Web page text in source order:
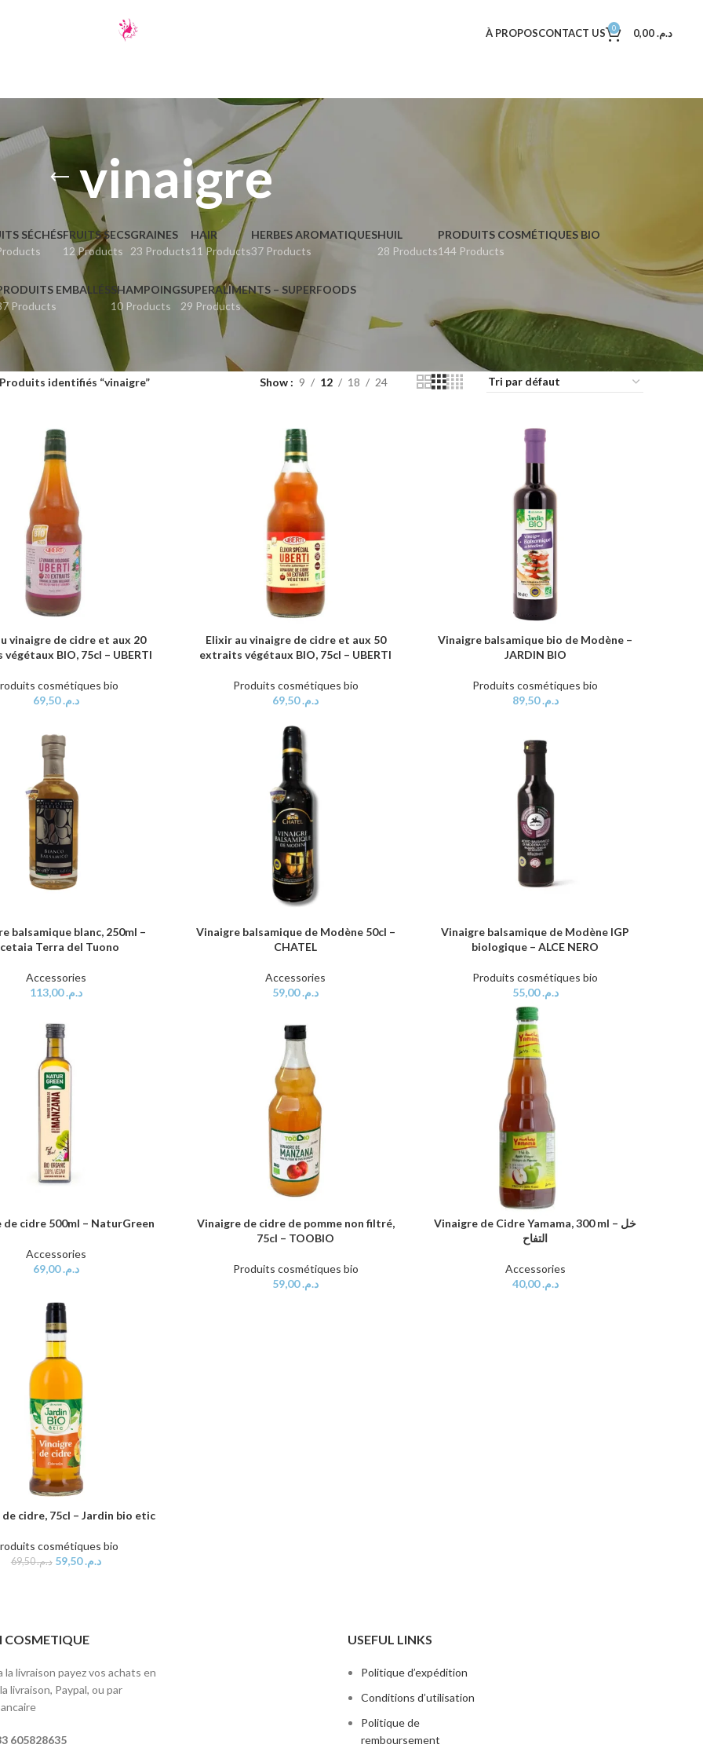
À PROPOSCONTACT US 0 د.م.0,00
vinaigre
SÉCHÉSFRUITS SECS
12 Products
GRAINES
23 Products
HAIR
11 Products
HERBES AROMATIQUES
37 Products
HUIL
28 Products
PRODUITS COSMÉTIQUES BIO
144 Products
EMBALLÉS
Products
SHAMPOING
10 Products
SUPERALIMENTS – SUPERFOODS
29 Products
Produits identifiés “vinaigre” Show 9 12 18 24
PANIER
vinaigre de cidre et aux 20
BIO, 75cl – UBERTI
cosmétiques bio
د.م.69,50
AJOUTER AU PANIER
Elixir au vinaigre de cidre et aux 50
extraits végétaux BIO, 75cl – UBERTI
Produits cosmétiques bio
د.م.69,50
AJOUTER AU PANIER
Vinaigre balsamique bio de Modène –
JARDIN BIO
Produits cosmétiques bio
د.م.89,50
PANIER
balsamique blanc, 250ml –
Terra del Tuono
Accessories
د.م.113,00
AJOUTER AU PANIER
Vinaigre balsamique de Modène 50cl –
CHATEL
Accessories
د.م.59,00
AJOUTER AU PANIER
Vinaigre balsamique de Modène IGP
biologique – ALCE NERO
Produits cosmétiques bio
د.م.55,00
PANIER
de cidre 500ml – NaturGreen
Accessories
د.م.69,00
AJOUTER AU PANIER
Vinaigre de cidre de pomme non filtré,
75cl – TOOBIO
Produits cosmétiques bio
د.م.59,00
AJOUTER AU PANIER
Vinaigre de Cidre Yamama, 300 ml – خل
التفاح
Accessories
د.م.40,00
PANIER
cidre, 75cl – Jardin bio etic
cosmétiques bio
د.م.69,50 د.م.59,50
COSMETIQUE
la livraison payez vos achats en
livraison, Paypal, ou par
605828635
USEFUL LINKS
Politique d’expédition
Conditions d’utilisation
Politique de
remboursement